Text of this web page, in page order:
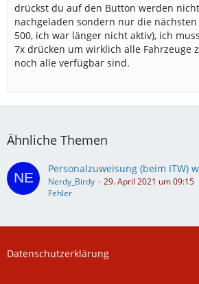
drückst du auf den Button werden
nachgeladen sondern nur die nächsten
500, ich war länger nicht aktiv), ich
7x drücken um wirklich alle Fahrzeuge
noch alle verfügbar sind.
Ähnliche Themen
Personalzuweisung (beim ITW)
Nerdy_Birdy
29. April 2021 um 09:15
Fehler
Datenschutzerklärung